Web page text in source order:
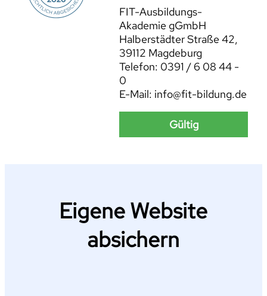
FIT-Ausbildungs-
Akademie gGmbH
Halberstädter Straße 42,
39112 Magdeburg
Telefon: 0391 / 6 08 44 -
0
E-Mail: info@fit-bildung.de
Gültig
Eigene Website
absichern